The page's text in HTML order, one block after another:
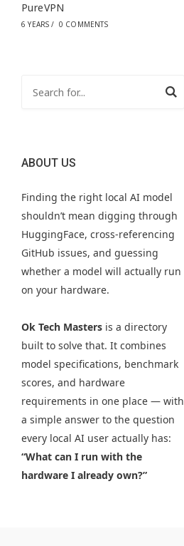
PureVPN
6 YEARS / 0 COMMENTS
ABOUT US
Finding the right local AI model
shouldn’t mean digging through
HuggingFace, cross-referencing
GitHub issues, and guessing
whether a model will actually run
on your hardware.
Ok Tech Masters is a directory
built to solve that. It combines
model specifications, benchmark
scores, and hardware
requirements in one place — with
a simple answer to the question
every local AI user actually has:
“What can I run with the
hardware I already own?”